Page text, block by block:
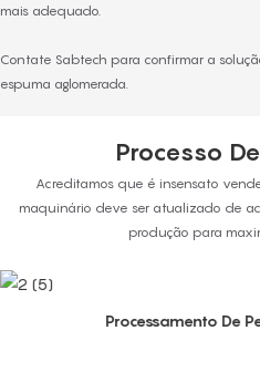
mais adequado.
Contate Sabtech para confirmar a
espuma aglomerada.
Processo
Acreditamos que é insensato
maquinário deve ser atualizado de
produção para
Processamento De